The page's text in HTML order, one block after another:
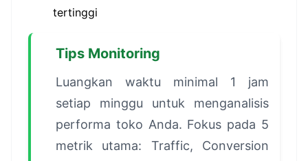
tertinggi
Tips Monitoring
Luangkan waktu minimal 1 jam
setiap minggu untuk menganalisis
performa toko Anda. Fokus pada 5
metrik utama: Traffic, Conversion